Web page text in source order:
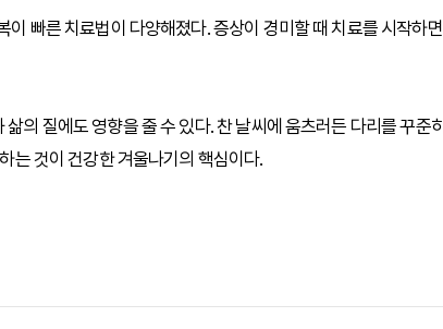
빠른 치료법이 다양해졌다. 증상이 경미할 때 치료를 시작하면
의 질에도 영향을 줄 수 있다. 찬 날씨에 움츠러든 다리를 꾸준히
는 것이 건강한 겨울나기의 핵심이다.